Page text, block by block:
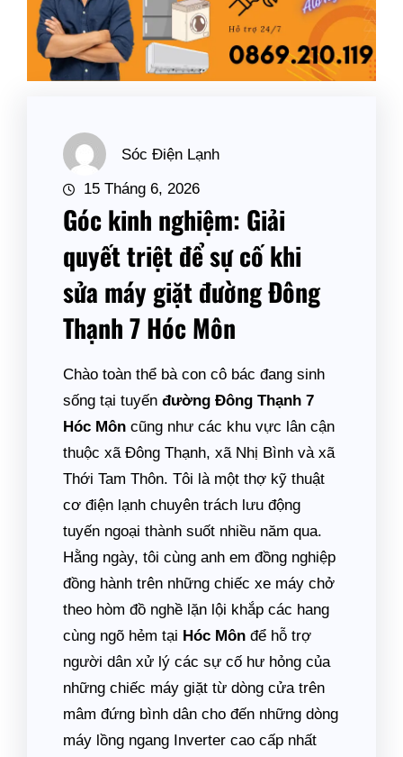
Sóc Điện Lạnh
15 Tháng 6, 2026
Góc kinh nghiệm: Giải
quyết triệt để sự cố khi
sửa máy giặt đường Đông
Thạnh 7 Hóc Môn
Chào toàn thể bà con cô bác đang sinh
sống tại tuyến đường Đông Thạnh 7
Hóc Môn cũng như các khu vực lân cận
thuộc xã Đông Thạnh, xã Nhị Bình và xã
Thới Tam Thôn. Tôi là một thợ kỹ thuật
cơ điện lạnh chuyên trách lưu động
tuyến ngoại thành suốt nhiều năm qua.
Hằng ngày, tôi cùng anh em đồng nghiệp
đồng hành trên những chiếc xe máy chở
theo hòm đồ nghề lặn lội khắp các hang
cùng ngõ hẻm tại Hóc Môn để hỗ trợ
người dân xử lý các sự cố hư hỏng của
những chiếc máy giặt từ dòng cửa trên
mâm đứng bình dân cho đến những dòng
máy lồng ngang Inverter cao cấp nhất